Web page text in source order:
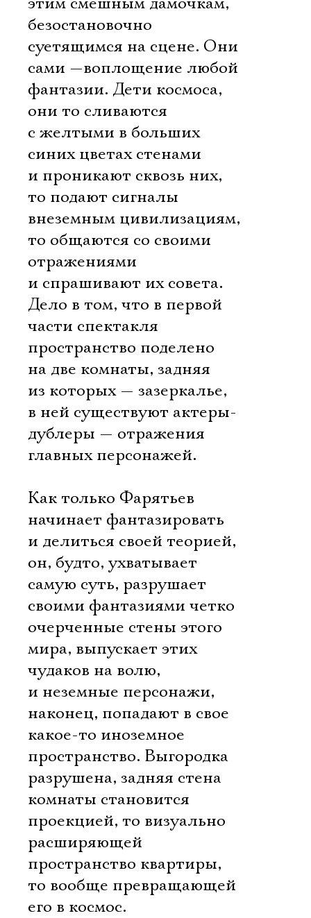
безостановочно
суетящимся на сцене. Они
сами —воплощение любой
фантазии. Дети космоса,
они то сливаются
с желтыми в больших
синих цветах стенами
и проникают сквозь них,
то подают сигналы
внеземным цивилизациям,
то общаются со своими
отражениями
и спрашивают их совета.
Дело в том, что в первой
части спектакля
пространство поделено
на две комнаты, задняя
из которых — зазеркалье,
в ней существуют актеры-
дублеры — отражения
главных персонажей.
Как только Фарятьев
начинает фантазировать
и делиться своей теорией,
он, будто, ухватывает
самую суть, разрушает
своими фантазиями четко
очерченные стены этого
мира, выпускает этих
чудаков на волю,
и неземные персонажи,
наконец, попадают в свое
какое-то иноземное
пространство. Выгородка
разрушена, задняя стена
комнаты становится
проекцией, то визуально
расширяющей
пространство квартиры,
то вообще превращающей
его в космос.